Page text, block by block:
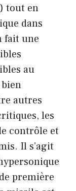
tout en
dans
fait une
au
autres
les
contrôle et
Il s’agit
première